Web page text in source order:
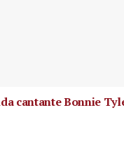
cantanteBonnie